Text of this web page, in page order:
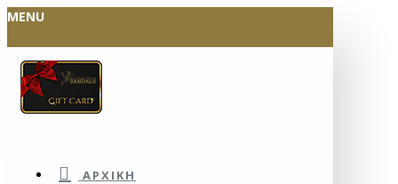
MENU
ΑΡΧΙΚΉ